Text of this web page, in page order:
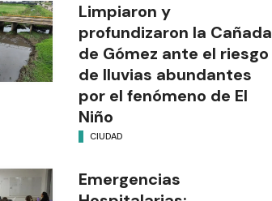
Limpiaron y
profundizaron la Cañada
de Gómez ante el riesgo
de lluvias abundantes
por el fenómeno de El
Niño
CIUDAD
Emergencias